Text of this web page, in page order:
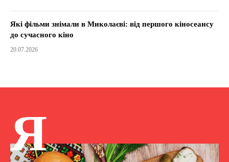
Які фільми знімали в Миколаєві: від першого кіносеансу
до сучасного кіно
20.07.2026
Я